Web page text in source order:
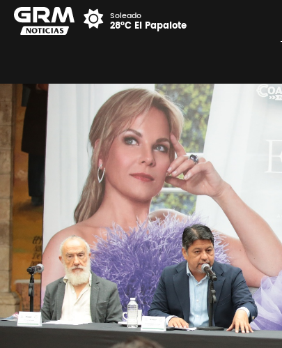
Soleado
28°C El Papalote